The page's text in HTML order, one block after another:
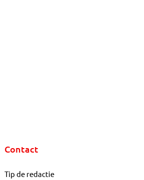
Contact
Tip de redactie